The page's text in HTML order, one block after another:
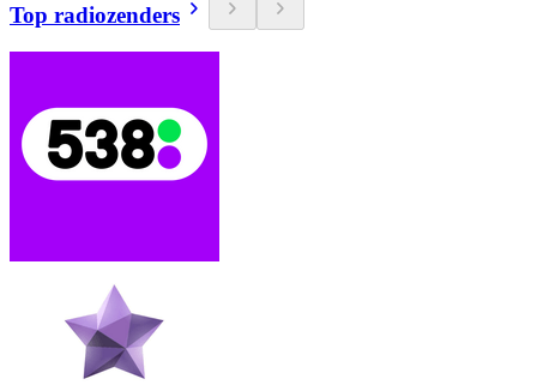
Top radiozenders